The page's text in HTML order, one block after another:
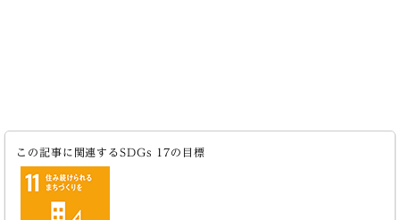
この記事に関連するSDGs 17の目標